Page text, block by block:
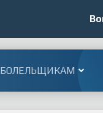
БОЛЕЛЬЩИКАМ